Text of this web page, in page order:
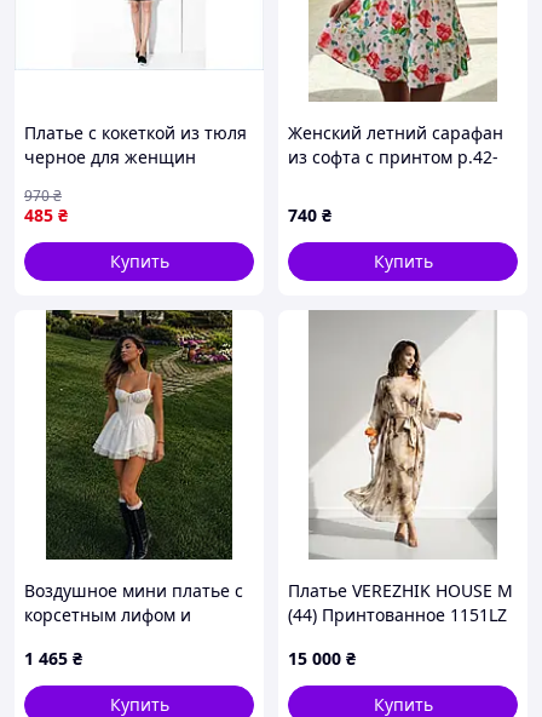
Платье с кокеткой из тюля
черное для женщин
от бренда Mango
485 ₴
970₴
Купить
Женский летний сарафан
из софта с принтом р.42-
740 ₴
Купить
Воздушное мини платье с
корсетным лифом и
1 465 ₴
Купить
Платье VEREZHIK HOUSE M
(44) Принтованное 1151LZ
15 000 ₴
Купить